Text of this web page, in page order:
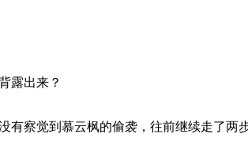
出来？
觉到慕云枫的偷袭，往前继续走了两